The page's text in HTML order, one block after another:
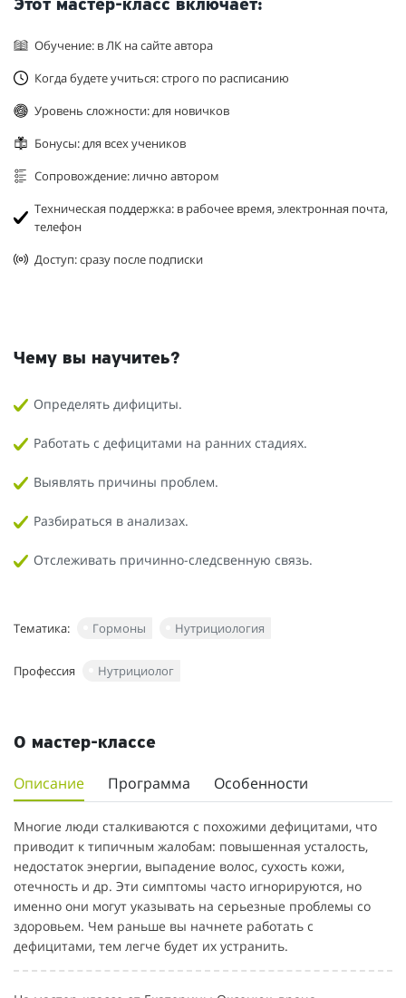
Этот мастер-класс включает:
Обучение: в ЛК на сайте автора
Когда будете учиться: строго по расписанию
Уровень сложности: для новичков
Бонусы: для всех учеников
Сопровождение: лично автором
Техническая поддержка: в рабочее время, электронная почта,
телефон
Доступ: сразу после подписки
Чему вы научитеь?
Определять дифициты.
Работать с дефицитами на ранних стадиях.
Выявлять причины проблем.
Разбираться в анализах.
Отслеживать причинно-следсвенную связь.
Тематика: Гормоны Нутрициология
Профессия Нутрициолог
О мастер-классе
Описание Программа Особенности
Многие люди сталкиваются с похожими дефицитами, что
приводит к типичным жалобам: повышенная усталость,
недостаток энергии, выпадение волос, сухость кожи,
отечность и др. Эти симптомы часто игнорируются, но
именно они могут указывать на серьезные проблемы со
здоровьем. Чем раньше вы начнете работать с
дефицитами, тем легче будет их устранить.